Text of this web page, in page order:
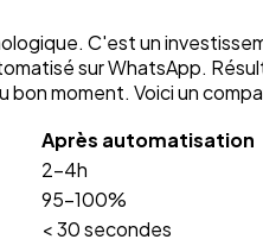
C'est un
sur WhatsApp.
moment. Voici un
Après automatisation
2-4h
95-100%
< 30 secondes